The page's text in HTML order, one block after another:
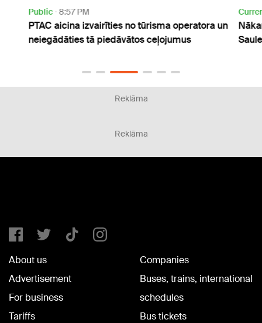
Public 8:57 PM
PTAC aicina izvairīties no tūrisma operatora un
neiegādāties tā piedāvātos ceļojumus
Reklāma
Reklāma
About us
Advertisement
For business
Tariffs
Companies
Buses, trains, international
schedules
Bus tickets